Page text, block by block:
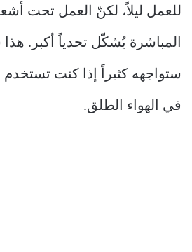
للعمل ليلاً، لكنّ العمل تحت
المباشرة يُشكّل تحدياً أكبر. هذا
ستواجهه كثيراً إذا كنت
في الهواء الطلق.